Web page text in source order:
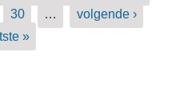
30 …
volgende ›
»